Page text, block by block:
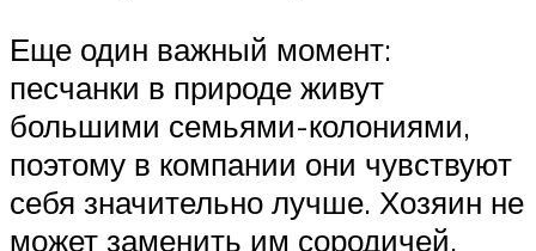
Еще один важный момент:
песчанки в природе живут
большими семьями-колониями,
поэтому в компании они чувствуют
себя значительно лучше. Хозяин не
может заменить им сородичей,